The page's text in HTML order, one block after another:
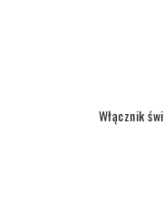
Włącznik